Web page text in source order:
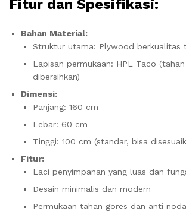
Fitur dan Spesifikasi:
Bahan Material:
Struktur utama: Plywood berkualitas
Lapisan permukaan: HPL Taco
dibersihkan)
Dimensi:
Panjang: 160 cm
Lebar: 60 cm
Tinggi: 100 cm (standar, bisa
Fitur:
Laci penyimpanan yang luas dan
Desain minimalis dan modern
Permukaan tahan gores dan anti noda